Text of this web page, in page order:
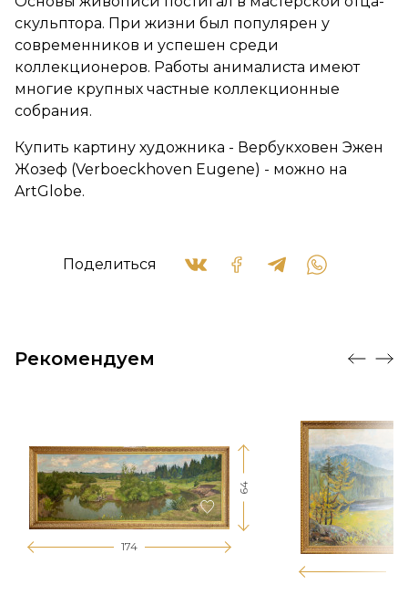
скульптора. При жизни был популярен у
современников и успешен среди
коллекционеров. Работы анималиста имеют
многие крупных частные коллекционные
собрания.
Купить картину художника - Вербукховен Эжен
Жозеф (Verboeckhoven Eugene) - можно на
ArtGlobe.
Поделиться
Рекомендуем
174
64